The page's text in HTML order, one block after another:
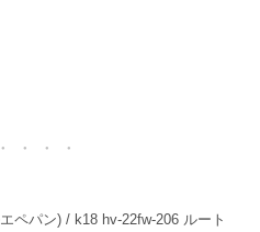
ペパン) / k18 hv-22fw-206 ルート